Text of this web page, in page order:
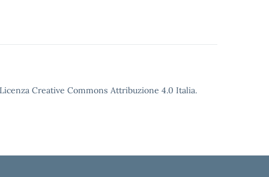
Creative Commons Attribuzione 4.0 Italia.